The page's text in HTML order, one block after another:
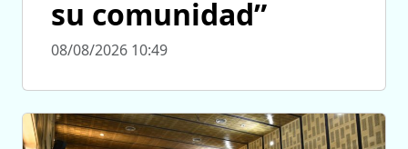
su comunidad”
08/08/2026 10:49